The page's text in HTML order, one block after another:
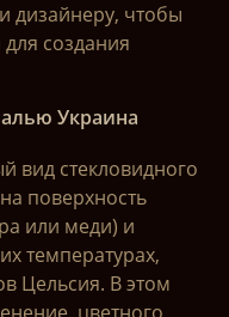
дизайнеру, чтобы
создания
Украина
вид стекловидного
поверхность
или меди) и
температурах,
Цельсия. В этом